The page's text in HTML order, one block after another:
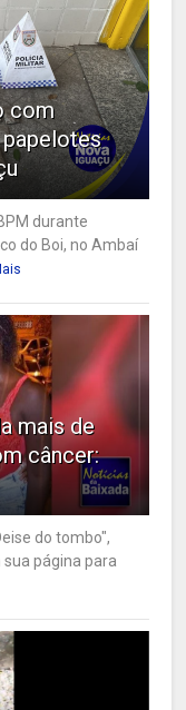
com
durante
do Boi, no Ambaí
mais de
câncer:
do tombo",
página para